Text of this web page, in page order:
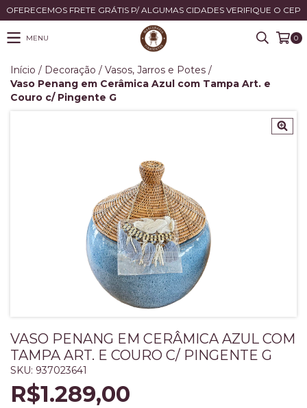
OFERECEMOS FRETE GRÁTIS P/ ALGUMAS CIDADES VERIFIQUE O CEP
MENU 0
Início / Decoração / Vasos, Jarros e Potes /
Vaso Penang em Cerâmica Azul com Tampa Art. e
Couro c/ Pingente G
VASO PENANG EM CERÂMICA AZUL COM
TAMPA ART. E COURO C/ PINGENTE G
SKU: 937023641
R$1.289,00